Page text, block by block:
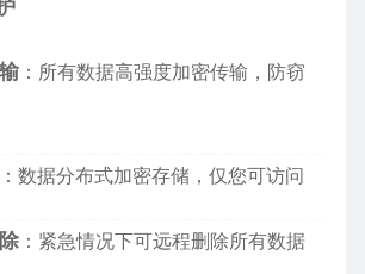
：所有数据高强度加密传输，防窃
：数据分布式加密存储，仅您可访问
：紧急情况下可远程删除所有数据